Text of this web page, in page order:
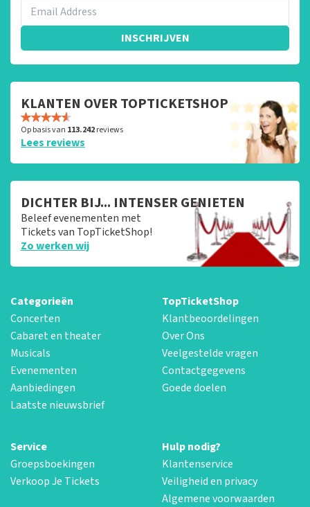
INSCHRIJVEN
KLANTEN OVER TOPTICKETSHOP
Op basis van 113.242reviews
Lees reviews
DICHTER BIJ... INTENSER GENIETEN
Beleef evenementen met
Tickets van TopTicketShop!
Zo werken wij
Categorieën
Concerten
Cabaret en theater
Musicals
Evenementen
Aanbiedingen
Laatste nieuwsbrief
TopTicketShop
Klantbeoordelingen
Over Ons
Veelgestelde vragen
Contactgegevens
Goede doelen
Service
Groepsboekingen
Verkoop Je Tickets
Hulp nodig?
Klantenservice
Veiligheid en privacy
Algemene voorwaarden